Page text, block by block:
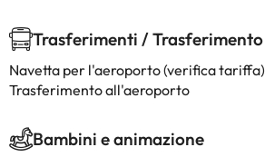
Trasferimenti / Trasferimento
Navetta per l'aeroporto (verifica tariffa)
Trasferimento all'aeroporto
Bambini e animazione